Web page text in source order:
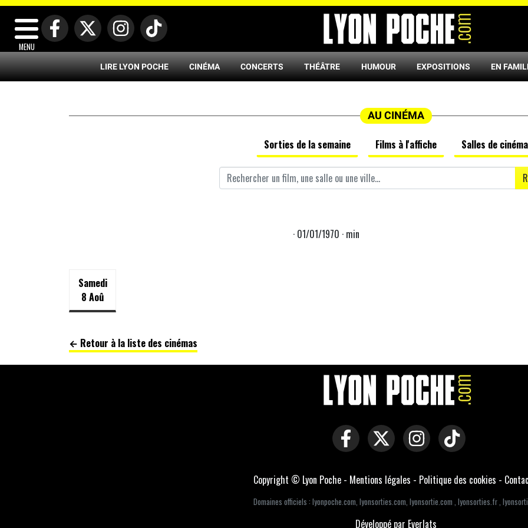
MENU
LIRE LYON POCHE CINÉMA CONCERTS THÉÂTRE HUMOUR EXPOSITIONS EN
AU CINÉMA
Sorties de la semaine Films à l'affiche Salles de cinéma
· 01/01/1970 · min
Samedi
8 Aoû
← Retour à la liste des cinémas
Copyright © Lyon Poche - Mentions légales - Politique des cookies -
Domaines officiels : lyonpoche.com lyonsorties.com lyonsortie.com lyonsorties.fr
Développé par Everlats